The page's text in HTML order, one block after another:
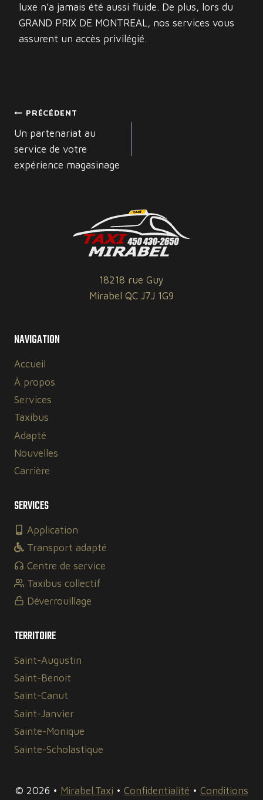
luxe n’a jamais été aussi fluide. De plus, lors du
GRAND PRIX DE MONTREAL, nos services vous
assurent un accès privilégié.
NAVIGATION
DE
L’ARTICLE
PRÉCÉDENT
Un partenariat au
service de votre
expérience magasinage
18218 rue Guy
Mirabel QC J7J 1G9
NAVIGATION
Accueil
À propos
Services
Taxibus
Adapté
Nouvelles
Carrière
SERVICES
Application
Transport adapté
Centre de service
Taxibus collectif
Déverrouillage
TERRITOIRE
Saint-Augustin
Saint-Benoit
Saint-Canut
Saint-Janvier
Sainte-Monique
Sainte-Scholastique
© 2026 • Mirabel.Taxi • Confidentialité • Conditions